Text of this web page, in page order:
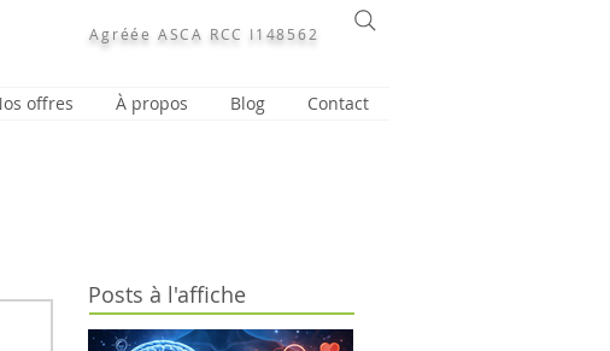
Agréée ASCA RCC I148562
offres À propos Blog Contact
Posts à l'affiche